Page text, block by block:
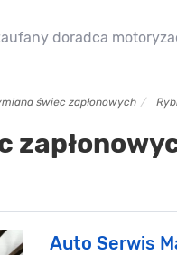
doradca
świec zapłonowych
Auto Serwis